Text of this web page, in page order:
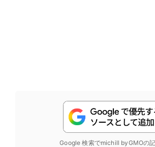
Google 検索でmichill byGMOの